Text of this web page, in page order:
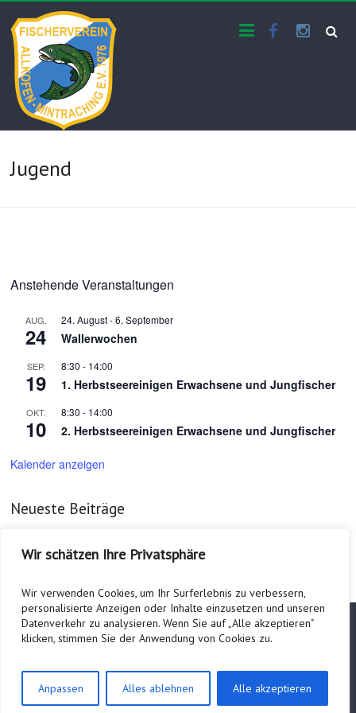
Wir schätzen Ihre Privatsphäre
Wir verwenden Cookies, um Ihr Surferlebnis zu verbessern,
personalisierte Anzeigen oder Inhalte einzusetzen und unseren
Datenverkehr zu analysieren. Wenn Sie auf „Alle akzeptieren"
klicken, stimmen Sie der Anwendung von Cookies zu.
Anpassen Alles ablehnen Alle akzeptieren
content
Fischerverein
Jugend
Anstehende Veranstaltungen
AUG.
24
24. August-6. September
Wallerwochen
SEP.
19
8:30 - 14:00
1. Herbstseereinigen Erwachsene und Jungfischer
OKT.
10
8:30 - 14:00
2. Herbstseereinigen Erwachsene und Jungfischer
Kalender anzeigen
Neueste Beiträge
Anmeldung Sautrogrennen
Copyright © 2026Fischerverein Allkofen-Mintraching e.V.. All rights
reserved.
Datenschutz
Impressum